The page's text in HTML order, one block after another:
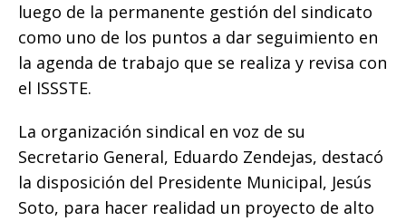
luego de la permanente gestión del sindicato
como uno de los puntos a dar seguimiento en
la agenda de trabajo que se realiza y revisa con
el ISSSTE.
La organización sindical en voz de su
Secretario General, Eduardo Zendejas, destacó
la disposición del Presidente Municipal, Jesús
Soto, para hacer realidad un proyecto de alto